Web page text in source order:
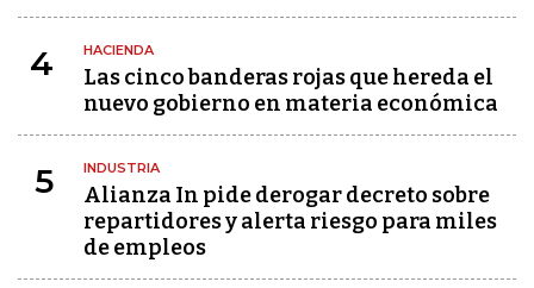
4 HACIENDA
Las cinco banderas rojas que hereda el
nuevo gobierno en materia económica
5 INDUSTRIA
Alianza In pide derogar decreto sobre
repartidores y alerta riesgo para miles
de empleos